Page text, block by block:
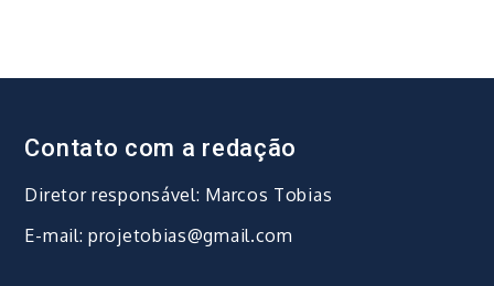
Contato com a redação
Diretor responsável: Marcos Tobias
E-mail: projetobias@gmail.com